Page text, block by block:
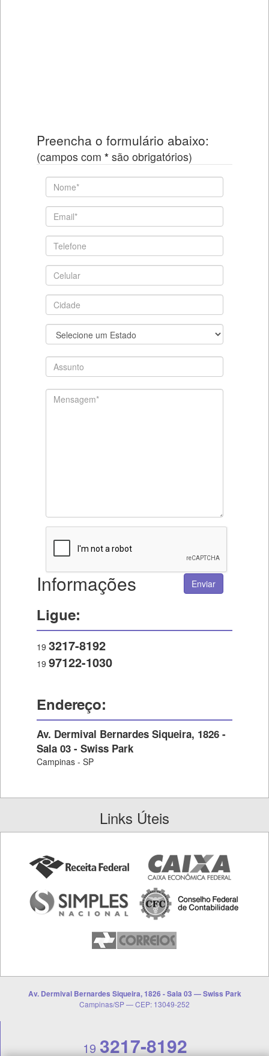
Preencha o formulário abaixo:
(campos com * são obrigatórios)
Enviar
Informações
Ligue:
19 3217-8192
19 97122-1030
Endereço:
Av. Dermival Bernardes Siqueira, 1826 -
Sala 03 - Swiss Park
Campinas - SP
Links Úteis
Av. Dermival Bernardes Siqueira, 1826 - Sala 03 — Swiss Park
Campinas/SP — CEP: 13049-252
19 3217-8192